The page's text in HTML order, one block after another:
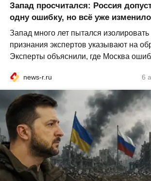
Запад просчитался: Россия
одну ошибку, но всё уже
Запад много лет пытался
признания экспертов указывают на
Эксперты объяснили, где Москва
news-r.ru 6